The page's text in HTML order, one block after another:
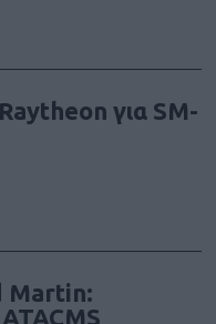
για SM-
Martin: